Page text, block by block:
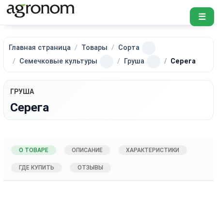
☰
Главная страница Товары
Сорта
Семечковые культуры
Груша Серега
ГРУША
Серега
О ТОВАРЕ ОПИСАНИЕ ХАРАКТЕРИСТИКИ
ГДЕ КУПИТЬ ОТЗЫВЫ